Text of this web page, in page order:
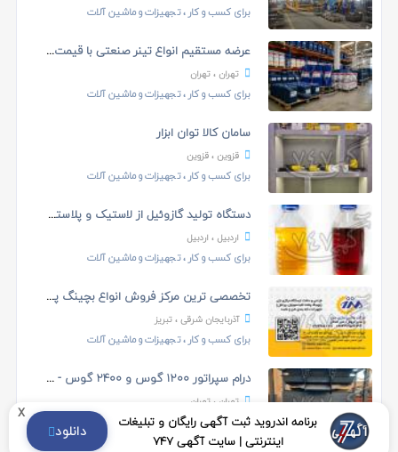
برای کسب و کار،تجهیزات و ماشین آلات
عرضه مستقیم انواع تینر صنعتی با قیمت کارخانه
تهران، تهران
برای کسب و کار،تجهیزات و ماشین آلات
سامان کالا توان ابزار
قزوین، قزوین
برای کسب و کار،تجهیزات و ماشین آلات
دستگاه تولید گازوئیل از لاستیک و پلاستیک
اردبیل ، اردبیل
برای کسب و کار،تجهیزات و ماشین آلات
تخصصی ترین مرکز فروش انواع بچینگ پلانت در ایران
آذربایجان شرقی، تبریز
برای کسب و کار،تجهیزات و ماشین آلات
درام سپراتور 1200 گوس و 2400 گوس - درام مگنت
تهران ، تهران
برای کسب و کار،تجهیزات و ماشین آلات x
برنامه اندروید ثبت آگهی رایگان و تبلیغات
اینترنتی | سایت آگهی 747
دانلود